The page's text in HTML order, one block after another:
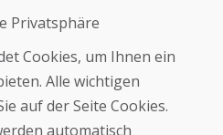
Privatsphäre
Cookies, um Ihnen ein
Alle wichtigen
auf der Seite Cookies.
automatisch